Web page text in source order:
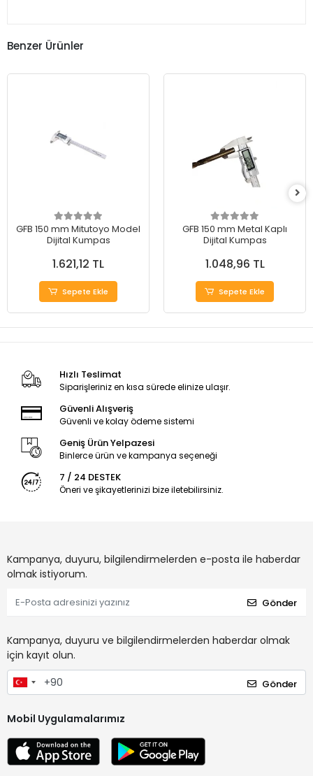
Benzer Ürünler
GFB 150 mm Mitutoyo Model
Dijital Kumpas
1.621,12 TL
Sepete Ekle
GFB 150 mm Metal Kaplı
Dijital Kumpas
1.048,96 TL
Sepete Ekle
Hızlı Teslimat
Siparişleriniz en kısa sürede elinize ulaşır.
Güvenli Alışveriş
Güvenli ve kolay ödeme sistemi
Geniş Ürün Yelpazesi
Binlerce ürün ve kampanya seçeneği
7 / 24 DESTEK
Öneri ve şikayetlerinizi bize iletebilirsiniz.
Kampanya, duyuru, bilgilendirmelerden e-posta ile haberdar
olmak istiyorum.
Gönder
Kampanya, duyuru ve bilgilendirmelerden haberdar olmak
için kayıt olun.
Gönder
Mobil Uygulamalarımız